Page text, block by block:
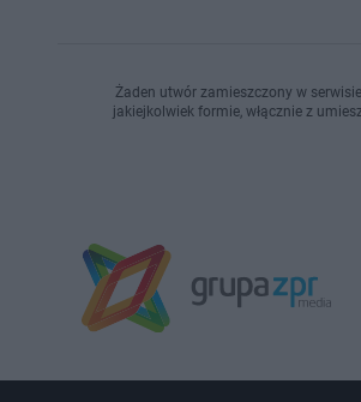
Żaden utwór zamieszczony w
jakiejkolwiek formie, włącznie z